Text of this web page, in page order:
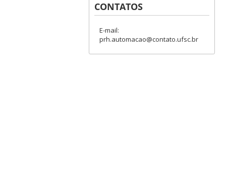
CONTATOS
E-mail:
prh.automacao@contato.ufsc.br